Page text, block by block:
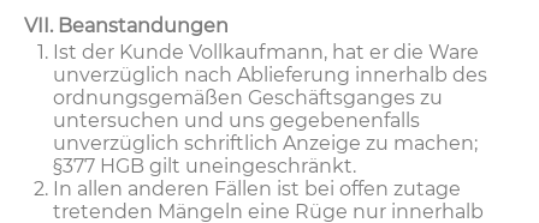
VII. Beanstandungen
Ist der Kunde Vollkaufmann, hat er die Ware
unverzüglich nach Ablieferung innerhalb des
ordnungsgemäßen Geschäftsganges zu
untersuchen und uns gegebenenfalls
unverzüglich schriftlich Anzeige zu machen;
§377 HGB gilt uneingeschränkt.
In allen anderen Fällen ist bei offen zutage
tretenden Mängeln eine Rüge nur innerhalb